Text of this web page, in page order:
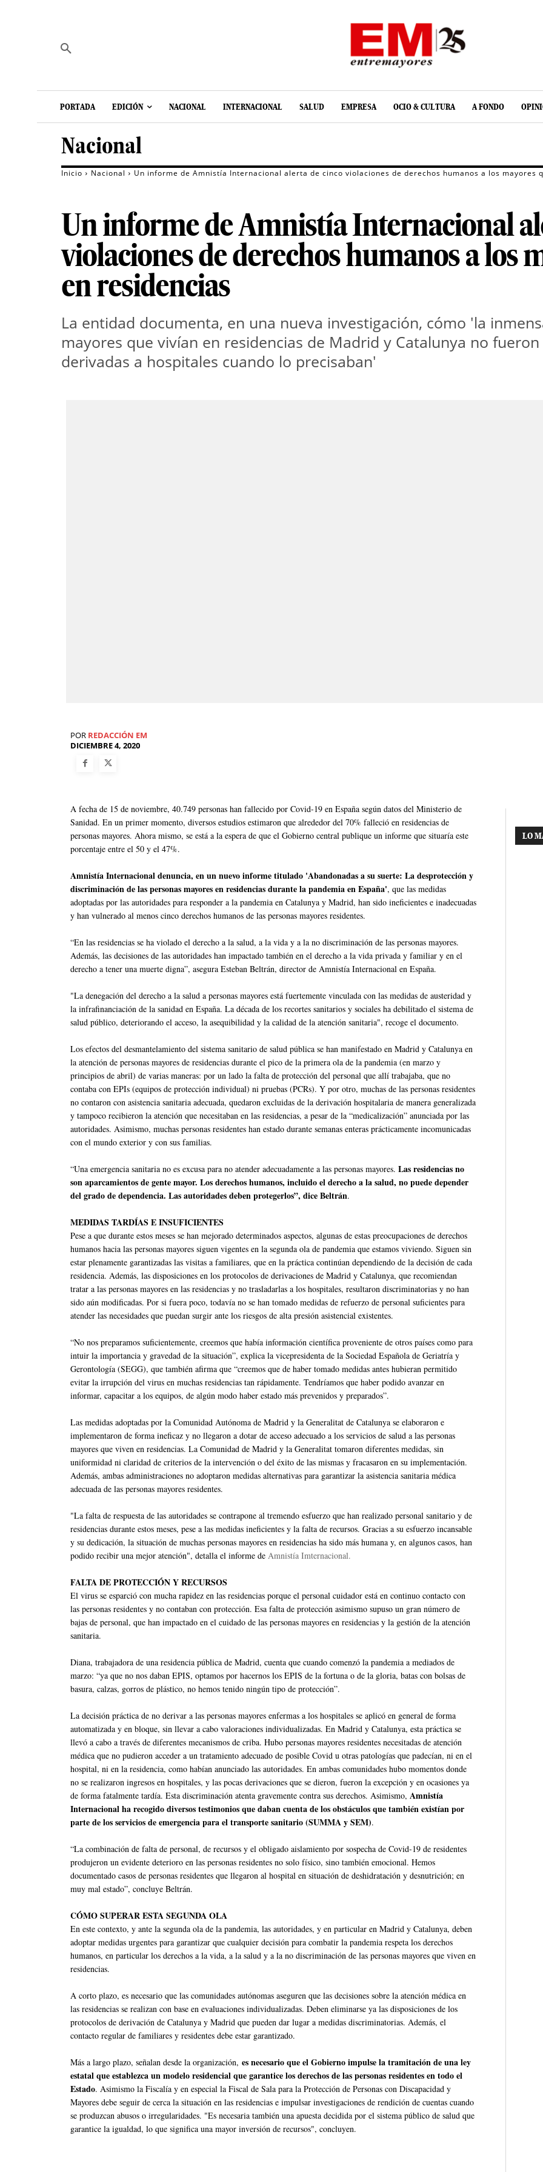
PORTADA EDICIÓN NACIONAL INTERNACIONAL SALUD EMPRESA OCIO & CULTURA A FONDO
Nacional
Inicio Nacional Un informe de Amnistía Internacional alerta de cinco violaciones de derechos humanos a los mayores
Un informe de Amnistía Internacional
violaciones de derechos humanos a los
en residencias
La entidad documenta, en una nueva investigación, cómo 'la
mayores que vivían en residencias de Madrid y Catalunya no
derivadas a hospitales cuando lo precisaban'
POR REDACCIÓN EM
DICIEMBRE 4, 2020
A fecha de 15 de noviembre, 40.749 personas han fallecido por Covid-19 en España según datos del Ministerio de
Sanidad. En un primer momento, diversos estudios estimaron que alrededor del 70% falleció en residencias de
personas mayores. Ahora mismo, se está a la espera de que el Gobierno central publique un informe que situaría este
porcentaje entre el 50 y el 47%.
Amnistía Internacional denuncia, en un nuevo informe titulado 'Abandonadas a su suerte: La desprotección y
discriminación de las personas mayores en residencias durante la pandemia en España', que las medidas
adoptadas por las autoridades para responder a la pandemia en Catalunya y Madrid, han sido ineficientes e inadecuadas
y han vulnerado al menos cinco derechos humanos de las personas mayores residentes.
“En las residencias se ha violado el derecho a la salud, a la vida y a la no discriminación de las personas mayores.
Además, las decisiones de las autoridades han impactado también en el derecho a la vida privada y familiar y en el
derecho a tener una muerte digna”, asegura Esteban Beltrán, director de Amnistía Internacional en España.
"La denegación del derecho a la salud a personas mayores está fuertemente vinculada con las medidas de austeridad y
la infrafinanciación de la sanidad en España. La década de los recortes sanitarios y sociales ha debilitado el sistema de
salud público, deteriorando el acceso, la asequibilidad y la calidad de la atención sanitaria", recoge el documento.
Los efectos del desmantelamiento del sistema sanitario de salud pública se han manifestado en Madrid y Catalunya en
la atención de personas mayores de residencias durante el pico de la primera ola de la pandemia (en marzo y
principios de abril) de varias maneras: por un lado la falta de protección del personal que allí trabajaba, que no
contaba con EPIs (equipos de protección individual) ni pruebas (PCRs). Y por otro, muchas de las personas residentes
no contaron con asistencia sanitaria adecuada, quedaron excluidas de la derivación hospitalaria de manera generalizada
y tampoco recibieron la atención que necesitaban en las residencias, a pesar de la “medicalización” anunciada por las
autoridades. Asimismo, muchas personas residentes han estado durante semanas enteras prácticamente incomunicadas
con el mundo exterior y con sus familias.
“Una emergencia sanitaria no es excusa para no atender adecuadamente a las personas mayores. Las residencias no
son aparcamientos de gente mayor. Los derechos humanos, incluido el derecho a la salud, no puede depender
del grado de dependencia. Las autoridades deben protegerlos”, dice Beltrán.
MEDIDAS TARDÍAS E INSUFICIENTES
Pese a que durante estos meses se han mejorado determinados aspectos, algunas de estas preocupaciones de derechos
humanos hacia las personas mayores siguen vigentes en la segunda ola de pandemia que estamos viviendo. Siguen sin
estar plenamente garantizadas las visitas a familiares, que en la práctica continúan dependiendo de la decisión de cada
residencia. Además, las disposiciones en los protocolos de derivaciones de Madrid y Catalunya, que recomiendan
tratar a las personas mayores en las residencias y no trasladarlas a los hospitales, resultaron discriminatorias y no han
sido aún modificadas. Por si fuera poco, todavía no se han tomado medidas de refuerzo de personal suficientes para
atender las necesidades que puedan surgir ante los riesgos de alta presión asistencial existentes.
“No nos preparamos suficientemente, creemos que había información científica proveniente de otros países como para
intuir la importancia y gravedad de la situación”, explica la vicepresidenta de la Sociedad Española de Geriatría y
Gerontología (SEGG), que también afirma que “creemos que de haber tomado medidas antes hubieran permitido
evitar la irrupción del virus en muchas residencias tan rápidamente. Tendríamos que haber podido avanzar en
informar, capacitar a los equipos, de algún modo haber estado más prevenidos y preparados”.
Las medidas adoptadas por la Comunidad Autónoma de Madrid y la Generalitat de Catalunya se elaboraron e
implementaron de forma ineficaz y no llegaron a dotar de acceso adecuado a los servicios de salud a las personas
mayores que viven en residencias. La Comunidad de Madrid y la Generalitat tomaron diferentes medidas, sin
uniformidad ni claridad de criterios de la intervención o del éxito de las mismas y fracasaron en su implementación.
Además, ambas administraciones no adoptaron medidas alternativas para garantizar la asistencia sanitaria médica
adecuada de las personas mayores residentes.
"La falta de respuesta de las autoridades se contrapone al tremendo esfuerzo que han realizado personal sanitario y de
residencias durante estos meses, pese a las medidas ineficientes y la falta de recursos. Gracias a su esfuerzo incansable
y su dedicación, la situación de muchas personas mayores en residencias ha sido más humana y, en algunos casos, han
podido recibir una mejor atención", detalla el informe de Amnistía Imternacional.
FALTA DE PROTECCIÓN Y RECURSOS
El virus se esparció con mucha rapidez en las residencias porque el personal cuidador está en continuo contacto con
las personas residentes y no contaban con protección. Esa falta de protección asimismo supuso un gran número de
bajas de personal, que han impactado en el cuidado de las personas mayores en residencias y la gestión de la atención
sanitaria.
Diana, trabajadora de una residencia pública de Madrid, cuenta que cuando comenzó la pandemia a mediados de
marzo: “ya que no nos daban EPIS, optamos por hacernos los EPIS de la fortuna o de la gloria, batas con bolsas de
basura, calzas, gorros de plástico, no hemos tenido ningún tipo de protección”.
La decisión práctica de no derivar a las personas mayores enfermas a los hospitales se aplicó en general de forma
automatizada y en bloque, sin llevar a cabo valoraciones individualizadas. En Madrid y Catalunya, esta práctica se
llevó a cabo a través de diferentes mecanismos de criba. Hubo personas mayores residentes necesitadas de atención
médica que no pudieron acceder a un tratamiento adecuado de posible Covid u otras patologías que padecían, ni en el
hospital, ni en la residencia, como habían anunciado las autoridades. En ambas comunidades hubo momentos donde
no se realizaron ingresos en hospitales, y las pocas derivaciones que se dieron, fueron la excepción y en ocasiones ya
de forma fatalmente tardía. Esta discriminación atenta gravemente contra sus derechos. Asimismo, Amnistía
Internacional ha recogido diversos testimonios que daban cuenta de los obstáculos que también existían por
parte de los servicios de emergencia para el transporte sanitario (SUMMA y SEM).
“La combinación de falta de personal, de recursos y el obligado aislamiento por sospecha de Covid-19 de residentes
produjeron un evidente deterioro en las personas residentes no solo físico, sino también emocional. Hemos
documentado casos de personas residentes que llegaron al hospital en situación de deshidratación y desnutrición; en
muy mal estado”, concluye Beltrán.
CÓMO SUPERAR ESTA SEGUNDA OLA
En este contexto, y ante la segunda ola de la pandemia, las autoridades, y en particular en Madrid y Catalunya, deben
adoptar medidas urgentes para garantizar que cualquier decisión para combatir la pandemia respeta los derechos
humanos, en particular los derechos a la vida, a la salud y a la no discriminación de las personas mayores que viven en
residencias.
A corto plazo, es necesario que las comunidades autónomas aseguren que las decisiones sobre la atención médica en
las residencias se realizan con base en evaluaciones individualizadas. Deben eliminarse ya las disposiciones de los
protocolos de derivación de Catalunya y Madrid que pueden dar lugar a medidas discriminatorias. Además, el
contacto regular de familiares y residentes debe estar garantizado.
Más a largo plazo, señalan desde la organización, es necesario que el Gobierno impulse la tramitación de una ley
estatal que establezca un modelo residencial que garantice los derechos de las personas residentes en todo el
Estado. Asimismo la Fiscalía y en especial la Fiscal de Sala para la Protección de Personas con Discapacidad y
Mayores debe seguir de cerca la situación en las residencias e impulsar investigaciones de rendición de cuentas cuando
se produzcan abusos o irregularidades. "Es necesaria también una apuesta decidida por el sistema público de salud que
garantice la igualdad, lo que significa una mayor inversión de recursos", concluyen.
LO